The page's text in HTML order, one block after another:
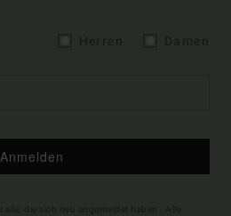
Anmelden